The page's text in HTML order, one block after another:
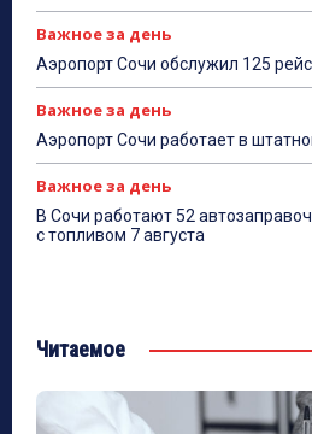
Важное за день
Аэропорт Сочи обслужил 125
Важное за день
Аэропорт Сочи работает в
Важное за день
В Сочи работают 52
с топливом 7 августа
Читаемое